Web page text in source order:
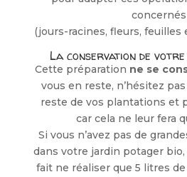
concernés
(jours-racines, fleurs, feuilles
La conservation de votre
Cette préparation ne se
vous en reste, n’hésitez
reste de vos plantations et
car cela ne leur fera
Si vous n’avez pas de
dans votre jardin potager
fait ne réaliser que 5 litres